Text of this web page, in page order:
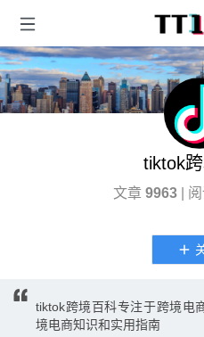
tiktok
文章 9963 |
tiktok跨境百科专注于跨境电
境电商知识和实用指南